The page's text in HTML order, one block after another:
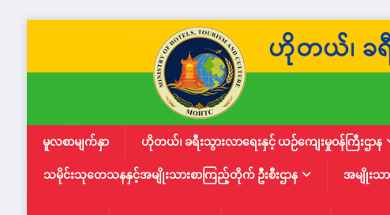
မူလစာမျက်နှာ ဟိုတယ်၊ ခရီးသွားလာရေးနှင့် ယဉ်ကျေးမှုဝန်ကြီးဌာန
သမိုင်းသုတေသနနှင့်အမျိုးသားစာကြည့်တိုက် ဦးစီးဌာန
အမျိုးသ